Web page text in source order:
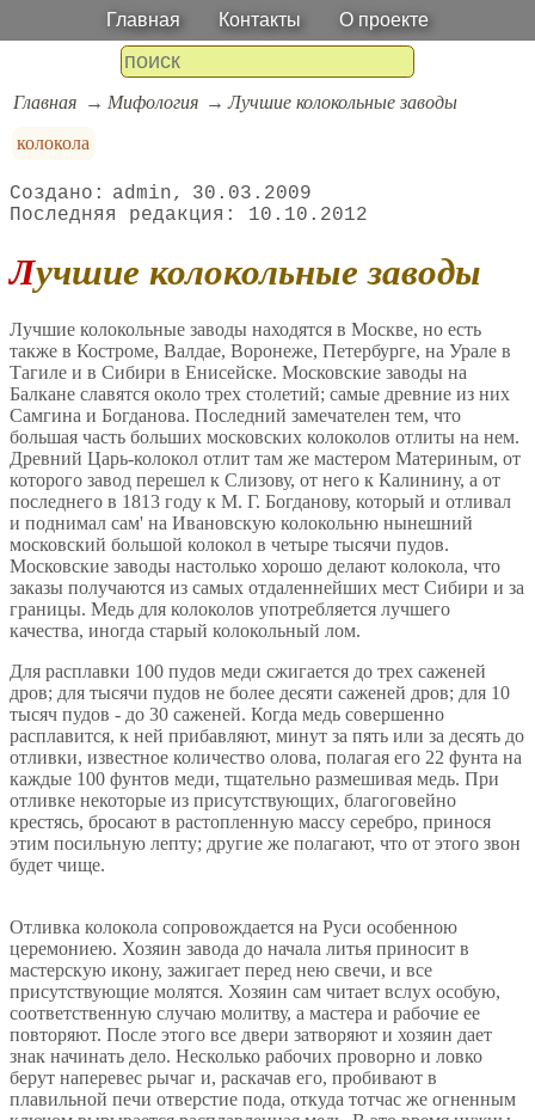
Главная Контакты О проекте
Главная Мифология
Лучшие колокольные заводы
колокола
admin
30.03.2009
10.10.2012
Лучшие колокольные заводы
Лучшие колокольные заводы находятся в Москве, но есть
также в Костроме, Валдае, Воронеже, Петербурге, на Урале в
Тагиле и в Сибири в Енисейске. Московские заводы на
Балкане славятся около трех столетий; самые древние из них
Самгина и Богданова. Последний замечателен тем, что
большая часть больших московских колоколов отлиты на нем.
Древний Царь-колокол отлит там же мастером Материным, от
которого завод перешел к Слизову, от него к Калинину, а от
последнего в 1813 году к М. Г. Богданову, который и отливал
и поднимал сам' на Ивановскую колокольню нынешний
московский большой колокол в четыре тысячи пудов.
Московские заводы настолько хорошо делают колокола, что
заказы получаются из самых отдаленнейших мест Сибири и за
границы. Медь для колоколов употребляется лучшего
качества, иногда старый колокольный лом.
Для расплавки 100 пудов меди сжигается до трех саженей
дров; для тысячи пудов не более десяти саженей дров; для 10
тысяч пудов - до 30 саженей. Когда медь совершенно
расплавится, к ней прибавляют, минут за пять или за десять до
отливки, известное количество олова, полагая его 22 фунта на
каждые 100 фунтов меди, тщательно размешивая медь. При
отливке некоторые из присутствующих, благоговейно
крестясь, бросают в растопленную массу серебро, принося
этим посильную лепту; другие же полагают, что от этого звон
будет чище.
Отливка колокола сопровождается на Руси особенною
церемониею. Хозяин завода до начала литья приносит в
мастерскую икону, зажигает перед нею свечи, и все
присутствующие молятся. Хозяин сам читает вслух особую,
соответственную случаю молитву, а мастера и рабочие ее
повторяют. После этого все двери затворяют и хозяин дает
знак начинать дело. Несколько рабочих проворно и ловко
берут наперевес рычаг и, раскачав его, пробивают в
плавильной печи отверстие пода, откуда тотчас же огненным